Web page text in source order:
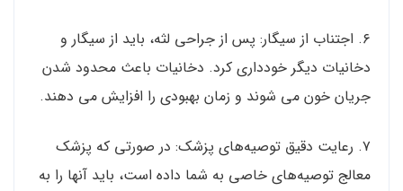
۶. اجتناب از سیگار: پس از جراحی لثه، باید از سیگار و
دخانیات دیگر خودداری کرد. دخانیات باعث محدود شدن
جریان خون می شوند و زمان بهبودی را افزایش می دهند.
۷. رعایت دقیق توصیه‌های پزشک: در صورتی که پزشک
معالج توصیه‌های خاصی به شما داده است، باید آنها را به